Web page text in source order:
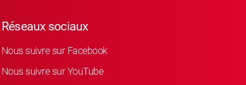
Réseaux sociaux
Nous suivre sur Facebook
Nous suivre sur YouTube